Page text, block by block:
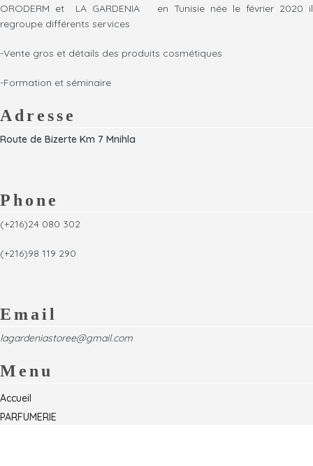
ORODERM et LA GARDENIA en Tunisie née le février 2020 il
regroupe différents services
-Vente gros et détails des produits cosmétiques
-Formation et séminaire
Adresse
Route de Bizerte Km 7 Mnihla
Phone
(+216)24 080 302
(+216)98 119 290
Email
lagardeniastoree@gmail.com
Menu
Accueil
PARFUMERIE